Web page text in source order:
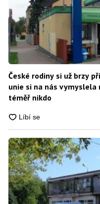
České rodiny si už brzy
unie si na nás vymyslela
téměř nikdo